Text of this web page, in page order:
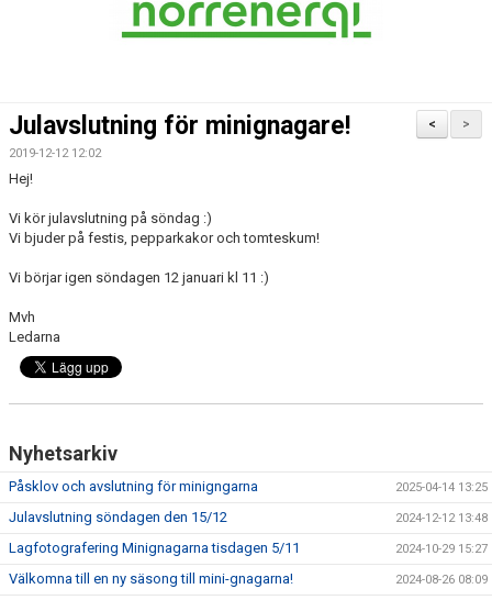
TRUPPEN
DOKUMENT
KONTAKT
>
<
Julavslutning för minignagare!
2019-12-12 12:02
Hej!
Vi kör julavslutning på söndag :)
Vi bjuder på festis, pepparkakor och tomteskum!
Vi börjar igen söndagen 12 januari kl 11 :)
Mvh
Ledarna
Nyhetsarkiv
Påsklov och avslutning för minigngarna 2025-04-14 13:25
Julavslutning söndagen den 15/12 2024-12-12 13:48
Lagfotografering Minignagarna tisdagen 5/11 2024-10-29 15:27
Välkomna till en ny säsong till mini-gnagarna! 2024-08-26 08:09